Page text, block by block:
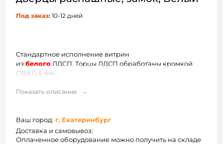
Под заказ: 10-12 дней
Стандартное исполнение витрин
из белого ЛДСП. Торцы ЛДСП обработаны кромкой
ПВХ 0,4 мм.
Изделия отгружаются в разобранном виде. Упаковка:
По Вашему запросу возможно изготовление
изделий по индивидуальным размерам, в других
декорах ЛДСП.
Показать описание
Ваш город: г. Екатеринбург
Доставка и самовывоз:
Оплаченное оборудование можно получить на складе